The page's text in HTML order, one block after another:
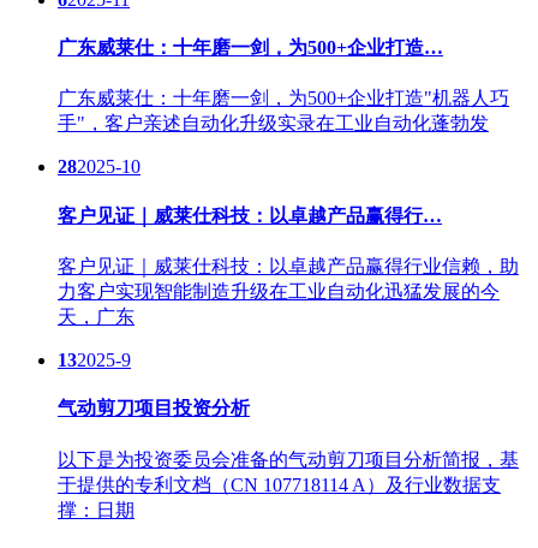
广东威莱仕：十年磨一剑，为500+企业打造…
广东威莱仕：十年磨一剑，为500+企业打造"机器人巧
手"，客户亲述自动化升级实录在工业自动化蓬勃发
282025-10
客户见证｜威莱仕科技：以卓越产品赢得行…
客户见证｜威莱仕科技：以卓越产品赢得行业信赖，助
力客户实现智能制造升级在工业自动化迅猛发展的今
天，广东
132025-9
气动剪刀项目投资分析
以下是为投资委员会准备的气动剪刀项目分析简报，基
于提供的专利文档（CN 107718114 A）及行业数据支
撑：日期